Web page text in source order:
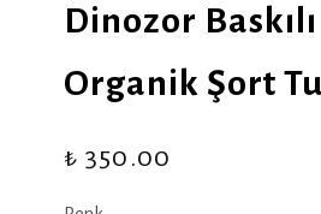
Dinozor
Organik Şort
₺ 350.00